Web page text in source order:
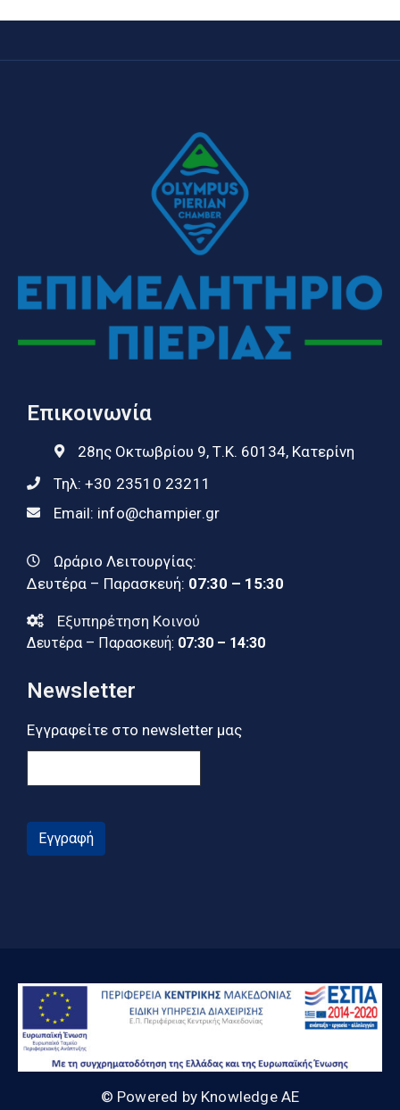
Επικοινωνία
28ης Οκτωβρίου 9, Τ.Κ. 60134, Κατερίνη
Τηλ: +30 23510 23211
Email: info@champier.gr
Ωράριο Λειτουργίας:
Δευτέρα – Παρασκευή: 07:30 – 15:30
Εξυπηρέτηση Κοινού
Δευτέρα – Παρασκευή: 07:30 – 14:30
Newsletter
Εγγραφείτε στο newsletter μας
Εγγραφή
© Powered by Knowledge AE